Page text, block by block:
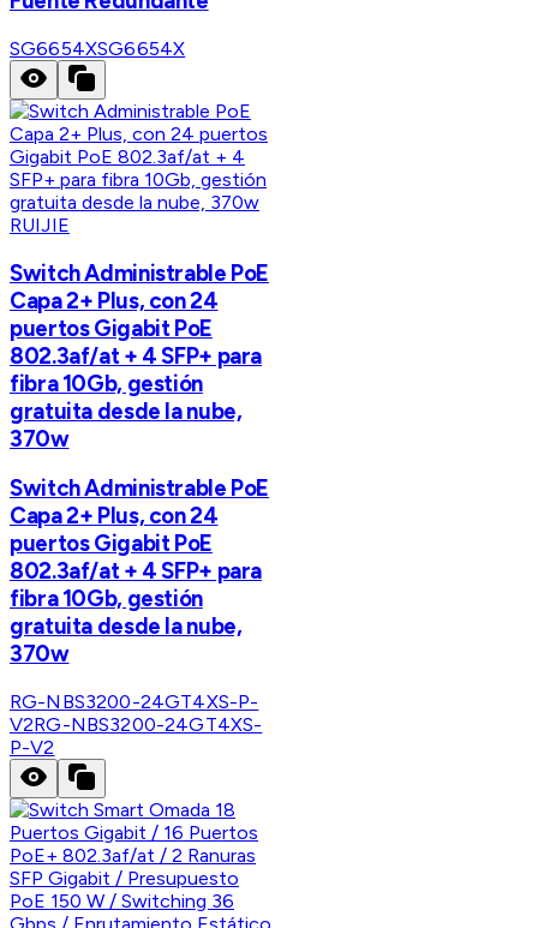
SG6654XSG6654X
RUIJIE
Switch Administrable PoE
Capa 2+ Plus, con 24
puertos Gigabit PoE
802.3af/at + 4 SFP+ para
fibra 10Gb, gestión
gratuita desde la nube,
370w
Switch Administrable PoE
Capa 2+ Plus, con 24
puertos Gigabit PoE
802.3af/at + 4 SFP+ para
fibra 10Gb, gestión
gratuita desde la nube,
370w
RG-NBS3200-24GT4XS-P-
V2RG-NBS3200-24GT4XS-
P-V2